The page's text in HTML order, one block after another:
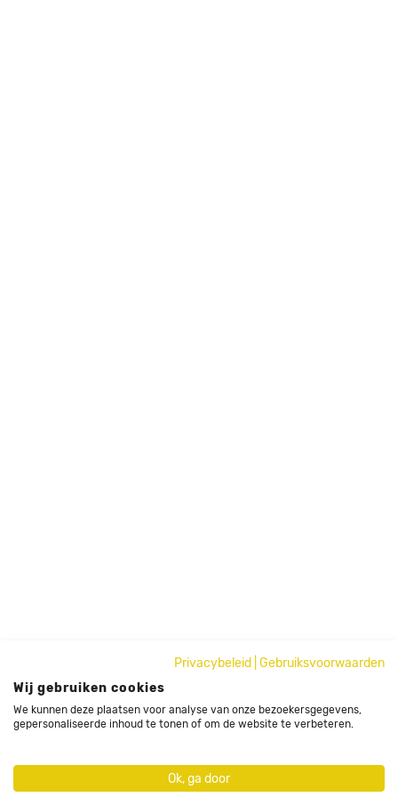
Privacybeleid
Gebruiksvoorwaarden
Wij gebruiken cookies
We kunnen deze plaatsen voor analyse van onze bezoekersgegevens,
gepersonaliseerde inhoud te tonen of om de website te verbeteren.
Ok, ga door